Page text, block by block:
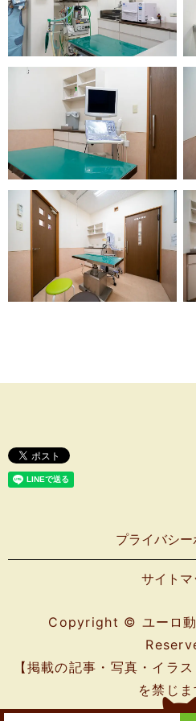
プライバシ
サイトマ
Copyright © ユーロ
【掲載の記事・写真・イラ
を禁じま